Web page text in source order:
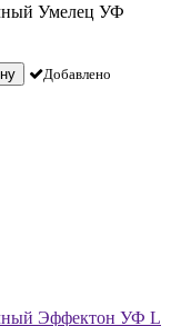
Умелец УФ
Добавлено
Эффектон УФ L